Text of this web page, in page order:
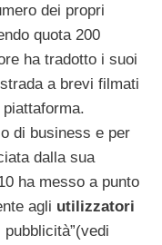
dei propri
quota 200
ha tradotto i suoi
a brevi filmati
di business e per
dalla sua
ha messo a punto
agli utilizzatori